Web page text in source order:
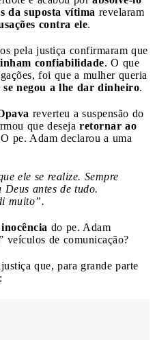
da suposta vítima revelaram
contra ele.
pela justiça confirmaram que
confiabilidade. O que
foi que a mulher queria
se negou a lhe dar dinheiro.
reverteu a suspensão do
que deseja retornar ao
pe. Adam declarou a uma
ele se realize. Sempre
Deus antes de tudo.
muito”.
do pe. Adam
veículos de comunicação?
que, para grande parte